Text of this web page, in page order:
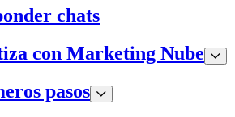
chats
con Marketing Nube
pasos